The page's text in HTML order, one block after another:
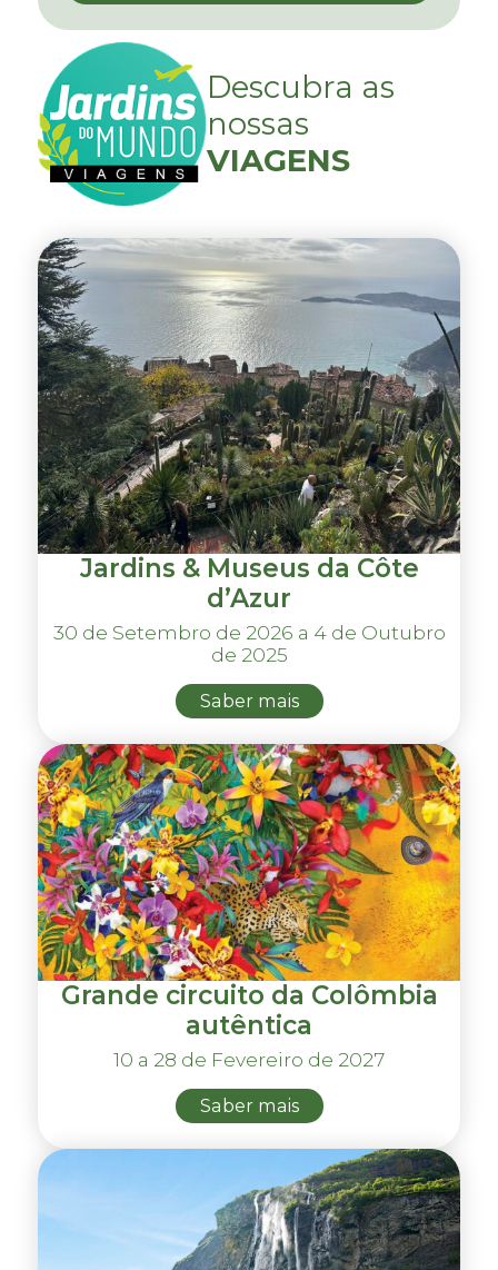
Descubra as
nossas
VIAGENS
Jardins & Museus da Côte
d’Azur
30 de Setembro de 2026 a 4 de Outubro
de 2025
Saber mais
Grande circuito da Colômbia
autêntica
10 a 28 de Fevereiro de 2027
Saber mais